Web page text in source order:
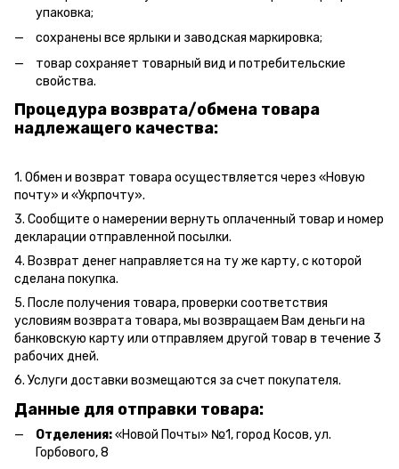
упаковка;
сохранены все ярлыки и заводская маркировка;
товар сохраняет товарный вид и потребительские
свойства.
Процедура возврата/обмена товара
надлежащего качества:
1. Обмен и возврат товара осуществляется через «Новую
почту» и «Укрпочту».
3. Сообщите о намерении вернуть оплаченный товар и номер
декларации отправленной посылки.
4. Возврат денег направляется на ту же карту, с которой
сделана покупка.
5. После получения товара, проверки соответствия
условиям возврата товара, мы возвращаем Вам деньги на
банковскую карту или отправляем другой товар в течение 3
рабочих дней.
6. Услуги доставки возмещаются за счет покупателя.
Данные для отправки товара:
Отделения:«Новой Почты» №1, город Косов,ул.
Горбового, 8